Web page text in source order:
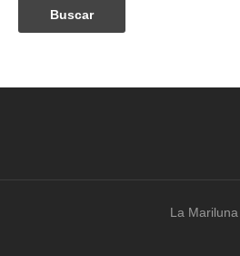
La Mariluna